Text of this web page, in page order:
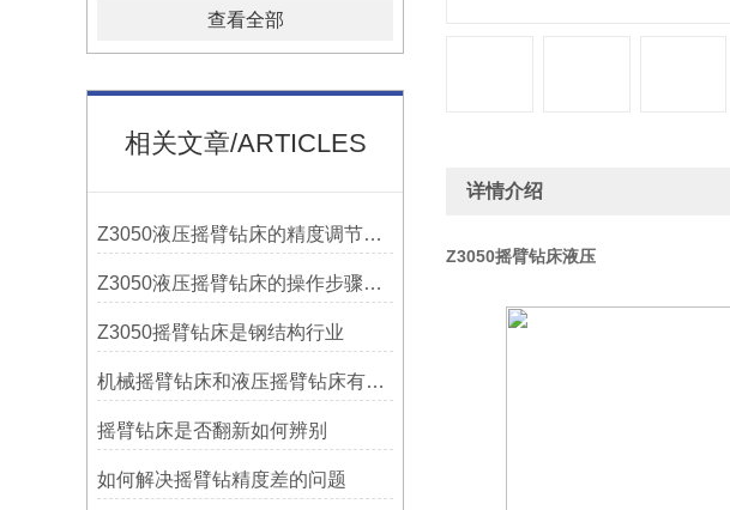
查看全部
相关文章/ARTICLES
Z3050液压摇臂钻床的精度调节与稳定性提升
Z3050液压摇臂钻床的操作步骤与安全注意事项
Z3050摇臂钻床是钢结构行业
机械摇臂钻床和液压摇臂钻床有什么区别
摇臂钻床是否翻新如何辨别
如何解决摇臂钻精度差的问题
详情介绍
Z3050摇臂钻床液压